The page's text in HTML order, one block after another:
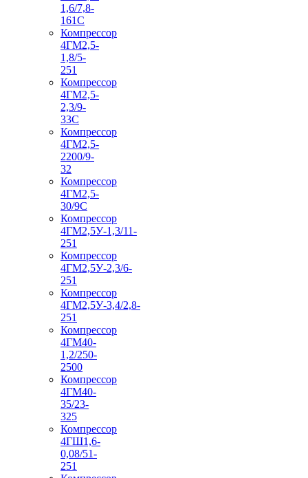
1,6/7,8-
161С
Компрессор
4ГМ2,5-
1,8/5-
251
Компрессор
4ГМ2,5-
2,3/9-
33С
Компрессор
4ГМ2,5-
2200/9-
32
Компрессор
4ГМ2,5-
30/9С
Компрессор
4ГМ2,5У-1,3/11-
251
Компрессор
4ГМ2,5У-2,3/6-
251
Компрессор
4ГМ2,5У-3,4/2,8-
251
Компрессор
4ГМ40-
1,2/250-
2500
Компрессор
4ГМ40-
35/23-
325
Компрессор
4ГШ1,6-
0,08/51-
251